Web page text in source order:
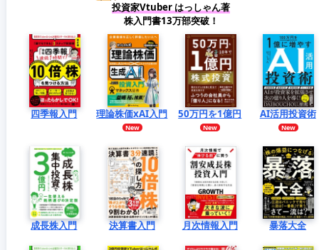
投資家Vtuber はっしゃん著
株入門書13万部突破！
四季報入門 理論株価xAI入門 50万円を1億円 AI活用投資術
成長株入門 決算書入門 月次情報入門 暴落大全